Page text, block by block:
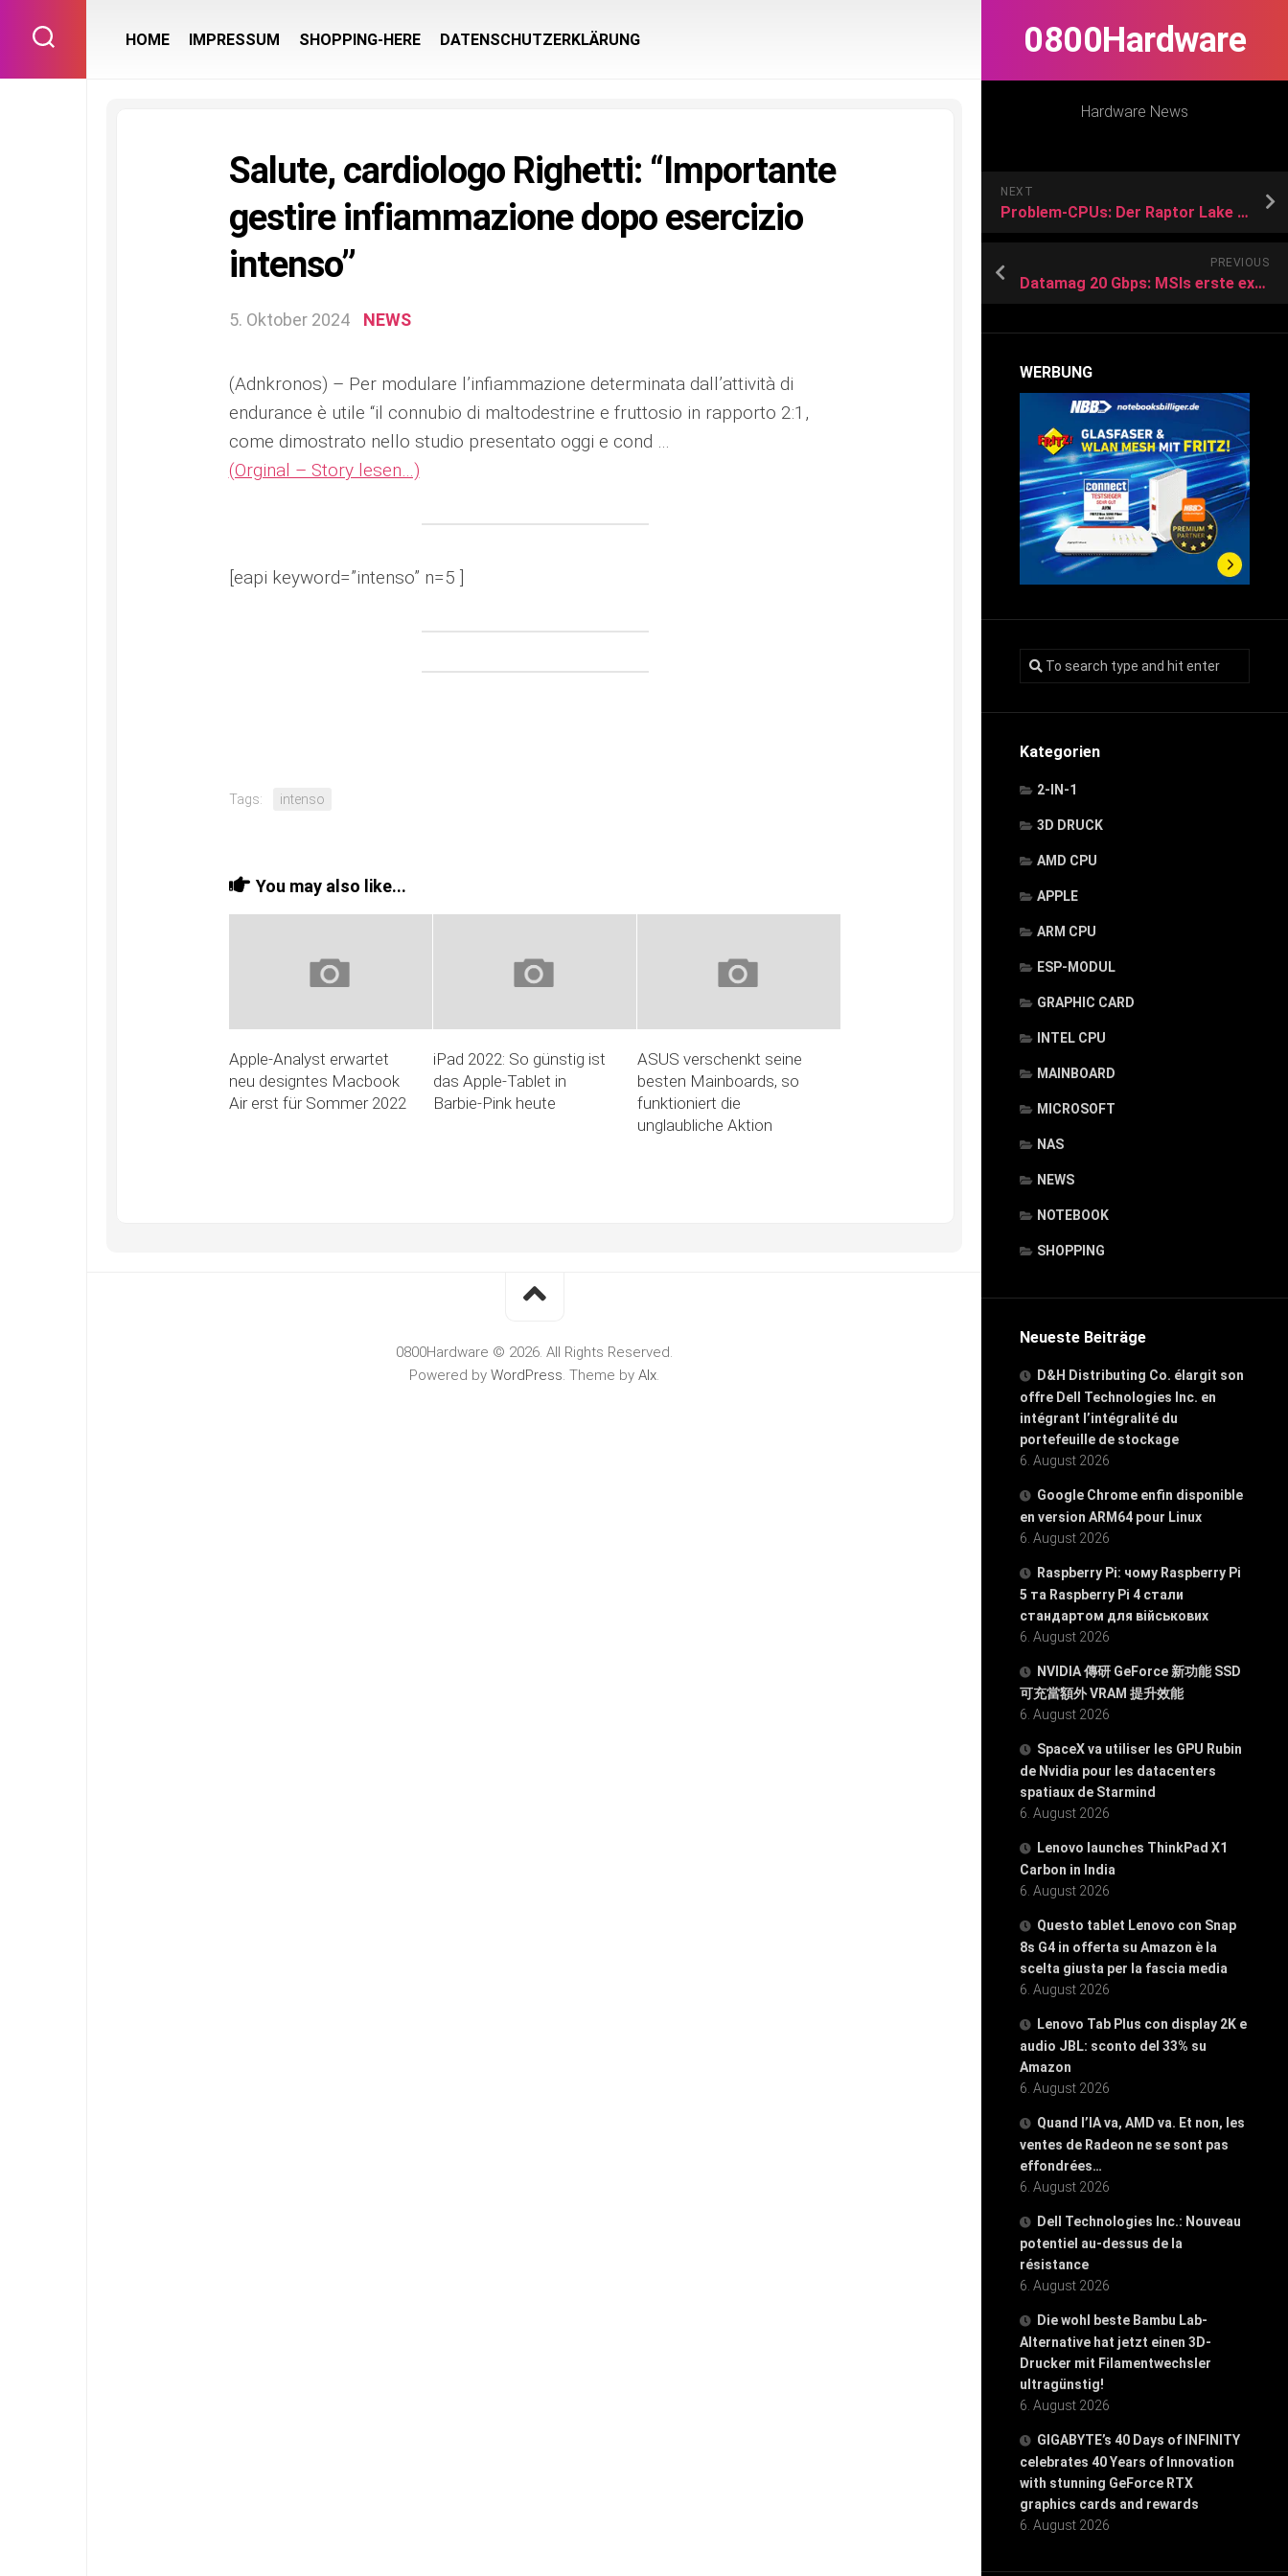
content
0800Hardware
Hardware News
NEXT
Problem-CPUs: Der Raptor Lake Albtraum ist vorbei – sagt Intel
PREVIOUS
Datamag 20 Gbps: MSIs erste externe SSD mit bis zu 4 TB ist magnetisch
WERBUNG
Kategorien
2-IN-1
3D DRUCK
AMD CPU
APPLE
ARM CPU
ESP-MODUL
GRAPHIC CARD
INTEL CPU
MAINBOARD
MICROSOFT
NAS
NEWS
NOTEBOOK
SHOPPING
Neueste Beiträge
D&H Distributing Co. élargit son
offre Dell Technologies Inc. en
intégrant l’intégralité du
portefeuille de stockage
6. August 2026
Google Chrome enfin disponible
en version ARM64 pour Linux
6. August 2026
Raspberry Pi: чому Raspberry Pi
5 та Raspberry Pi 4 стали
стандартом для військових
6. August 2026
NVIDIA 傳研 GeForce 新功能 SSD
可充當額外 VRAM 提升效能
6. August 2026
SpaceX va utiliser les GPU Rubin
de Nvidia pour les datacenters
spatiaux de Starmind
6. August 2026
Lenovo launches ThinkPad X1
Carbon in India
6. August 2026
Questo tablet Lenovo con Snap
8s G4 in offerta su Amazon è la
scelta giusta per la fascia media
6. August 2026
Lenovo Tab Plus con display 2K e
audio JBL: sconto del 33% su
Amazon
6. August 2026
Quand l’IA va, AMD va. Et non, les
ventes de Radeon ne se sont pas
effondrées…
6. August 2026
Dell Technologies Inc.: Nouveau
potentiel au-dessus de la
résistance
6. August 2026
Die wohl beste Bambu Lab-
Alternative hat jetzt einen 3D-
Drucker mit Filamentwechsler
ultragünstig!
6. August 2026
GIGABYTE’s 40 Days of INFINITY
celebrates 40 Years of Innovation
with stunning GeForce RTX
graphics cards and rewards
6. August 2026
HOME IMPRESSUM SHOPPING-HERE DATENSCHUTZERKLÄRUNG
Salute, cardiologo Righetti: “Importante
gestire infiammazione dopo esercizio
intenso”
5. Oktober 2024 NEWS
(Adnkronos) – Per modulare l’infiammazione determinata dall’attività di
endurance è utile “il connubio di maltodestrine e fruttosio in rapporto 2:1,
come dimostrato nello studio presentato oggi e cond …
(Orginal – Story lesen…)
[eapi keyword=”intenso” n=5 ]
Tags: intenso
You may also like...
Apple-Analyst erwartet
neu designtes Macbook
Air erst für Sommer 2022
iPad 2022: So günstig ist
das Apple-Tablet in
Barbie-Pink heute
ASUS verschenkt seine
besten Mainboards, so
funktioniert die
unglaubliche Aktion
0800Hardware © 2026. All Rights Reserved.
Powered by WordPress. Theme by Alx.